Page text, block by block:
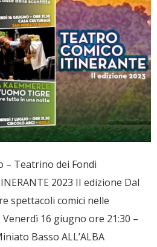
– Teatrino dei Fondi
2023 II edizione Dal
spettacoli comici nelle
16 giugno ore 21:30 –
Basso ALL’ALBA